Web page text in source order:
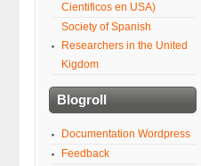
Cientificos en USA)
Society of Spanish
Researchers in the United
Kigdom
Blogroll
Documentation Wordpress
Feedback